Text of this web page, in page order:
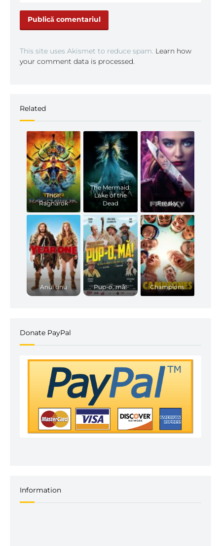
This site uses Akismet to reduce spam. Learn how
your comment data is processed.
Related
Thor:
Ragnarok
The Mermaid:
Lake of the
Dead
Freaky
Anul unu Pup-o, mă! Champions
Donate PayPal
Information